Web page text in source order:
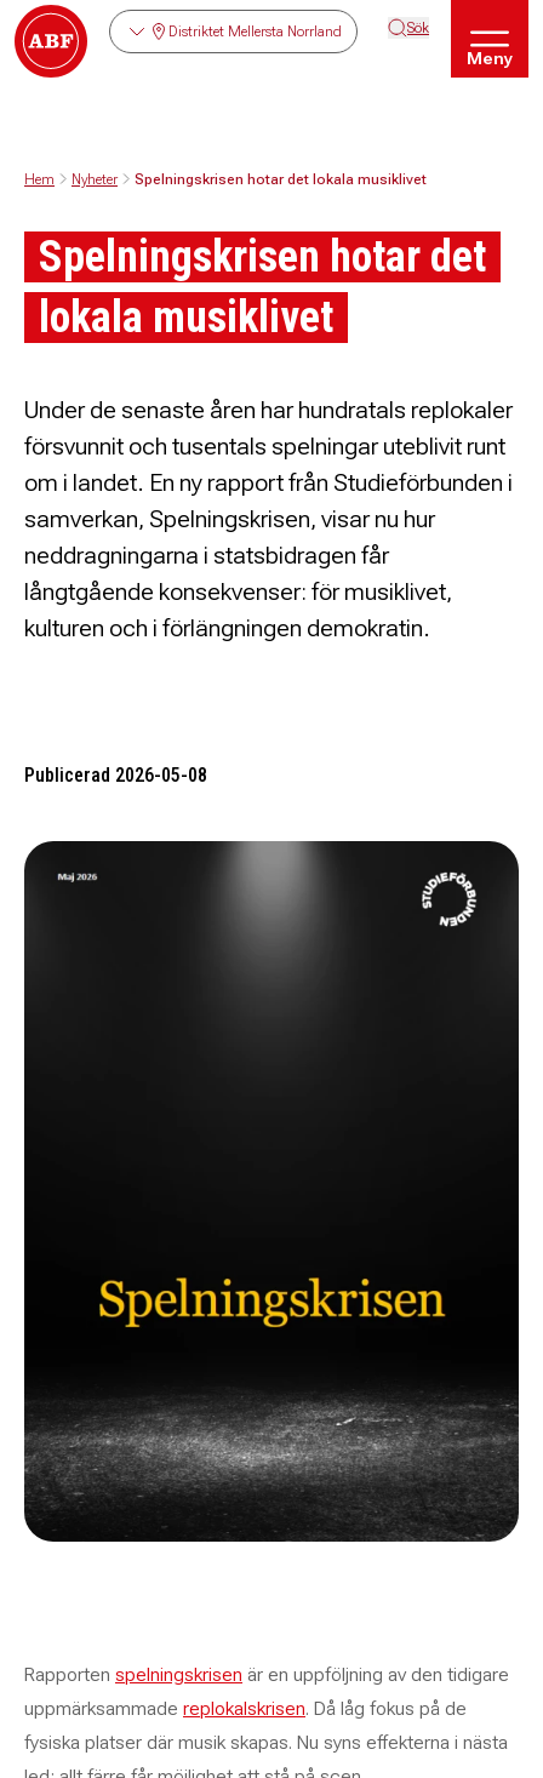
Distriktet Mellersta Norrland Sök
Meny
Hem Nyheter Spelningskrisen hotar det lokala musiklivet
Spelningskrisen hotar det
lokala musiklivet
Under de senaste åren har hundratals replokaler
försvunnit och tusentals spelningar uteblivit runt
om i landet. En ny rapport från Studieförbunden i
samverkan, Spelningskrisen, visar nu hur
neddragningarna i statsbidragen får
långtgående konsekvenser: för musiklivet,
kulturen och i förlängningen demokratin.
Publicerad 2026-05-08
Rapporten spelningskrisen är en uppföljning av den tidigare
uppmärksammade replokalskrisen. Då låg fokus på de
fysiska platser där musik skapas. Nu syns effekterna i nästa